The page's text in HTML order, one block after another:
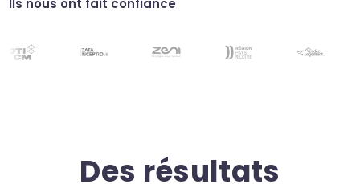
spécifiques. Intelligence économique en
Ils nous ont fait confiance
Des résultats